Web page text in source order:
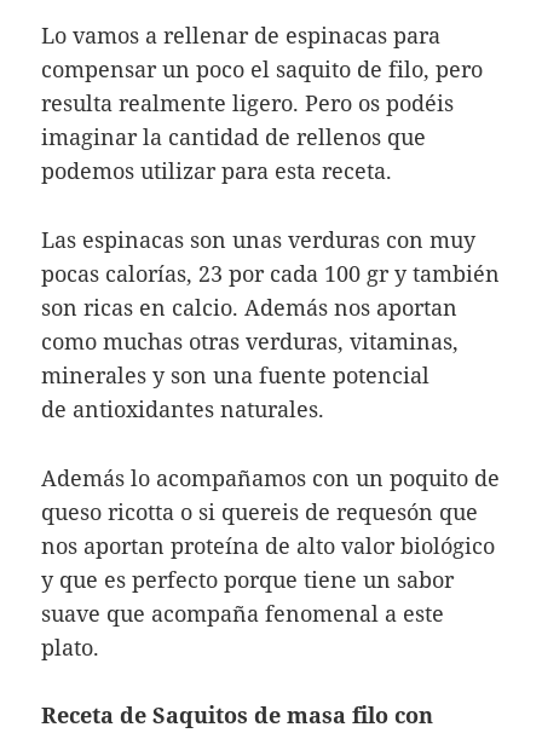
Lo vamos a rellenar de espinacas para
compensar un poco el saquito de filo, pero
resulta realmente ligero. Pero os podéis
imaginar la cantidad de rellenos que
podemos utilizar para esta receta.
Las espinacas son unas verduras con muy
pocas calorías, 23 por cada 100 gr y también
son ricas en calcio. Además nos aportan
como muchas otras verduras, vitaminas,
minerales y son una fuente potencial
de antioxidantes naturales.
Además lo acompañamos con un poquito de
queso ricotta o si quereis de requesón que
nos aportan proteína de alto valor biológico
y que es perfecto porque tiene un sabor
suave que acompaña fenomenal a este
plato.
Receta de Saquitos de masa filo con